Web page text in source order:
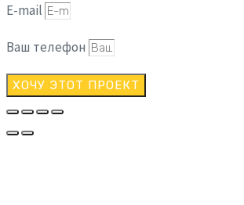
E-mail
Ваш телефон
ХОЧУ ЭТОТ ПРОЕКТ